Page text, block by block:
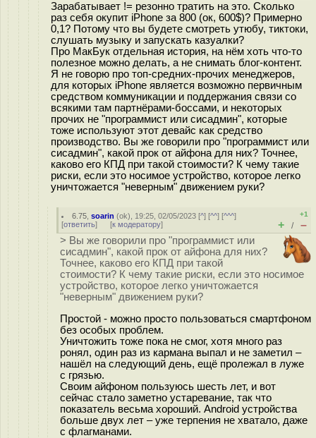
Зарабатывает != резонно тратить на это. Сколько
раз себя окупит iPhone за 800 (ок, 600$)? Примерно
0,1? Потому что вы будете смотреть утюбу, тиктоки,
слушать музыку и запускать казуалки?
Про МакБук отдельная история, на нём хоть что-то
полезное можно делать, а не снимать блог-контент.
Я не говорю про топ-средних-прочих менеджеров,
для которых iPhone является возможно первичным
средством коммуникации и поддержания связи со
всякими там партнёрами-боссами, и некоторых
прочих не "программист или сисадмин", которые
тоже используют этот девайс как средство
производство. Вы же говорили про "программист или
сисадмин", какой прок от айфона для них? Точнее,
каково его КПД при такой стоимости? К чему такие
риски, если это носимое устройство, которое легко
уничтожается "неверным" движением руки?
6.75 ,soarin (ok), 19:25, 02/05/2023 [^] [^^] [^^^]
[ответить] [к модератору]
+1
+ / –
> Вы же говорили про "программист или
сисадмин", какой прок от айфона для них?
Точнее, каково его КПД при такой
стоимости? К чему такие риски, если это носимое
устройство, которое легко уничтожается
"неверным" движением руки?
Простой - можно просто пользоваться смартфоном
без особых проблем.
Уничтожить тоже пока не смог, хотя много раз
ронял, один раз из кармана выпал и не заметил –
нашёл на следующий день, ещё пролежал в луже
с грязью.
Своим айфоном пользуюсь шесть лет, и вот
сейчас стало заметно устаревание, так что
показатель весьма хороший. Android устройства
больше двух лет – уже терпения не хватало, даже
с флагманами.